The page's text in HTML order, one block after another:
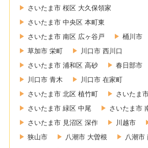
さいたま市 桜区 大久保領家
さいたま市 中央区 本町東
さいたま市 南区 広ヶ谷戸
桶川市
草加市 栄町
川口市 西川口
さいたま市 浦和区 高砂
春日部市
川口市 青木
川口市 在家町
さいたま市 北区 植竹町
さいたま
さいたま市 緑区 中尾
さいたま市
さいたま市 見沼区 深作
川越市
狭山市
八潮市 大曽根
八潮市